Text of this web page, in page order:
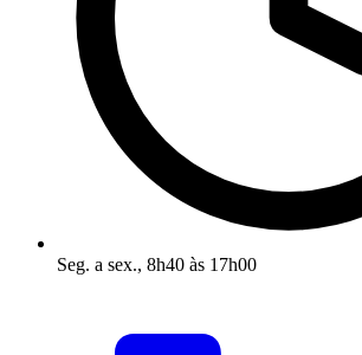
Seg. a sex., 8h40 às 17h00